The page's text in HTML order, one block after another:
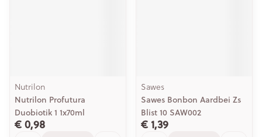
Nutrilon
Nutrilon Profutura
Duobiotik 1 1x70ml
€ 0,98
Sawes
Sawes Bonbon Aardbei Zs
Blist 10 SAW002
€ 1,39